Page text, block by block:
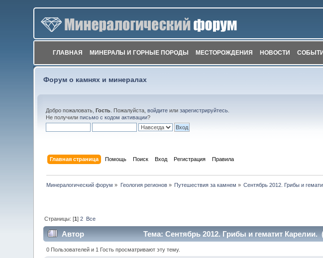
ГЛАВНАЯ МИНЕРАЛЫ И ГОРНЫЕ ПОРОДЫ МЕСТОРОЖДЕНИЯ НОВОСТИ
Форум о камнях и минералах
Добро пожаловать,Гость . Пожалуйста,войдите илизарегистрируйтесь
Не получилиписьмо с кодом активации?
Главная страница Помощь Поиск Вход Регистрация Правила
Минералогический форум » Геология регионов» Путешествия за камнем » Сентябрь 2012. Грибы и
Страницы: [1]2 Все
Автор Тема: Сентябрь 2012. Грибы и гематит Карелии.
0 Пользователей и 1 Гость просматривают эту тему.